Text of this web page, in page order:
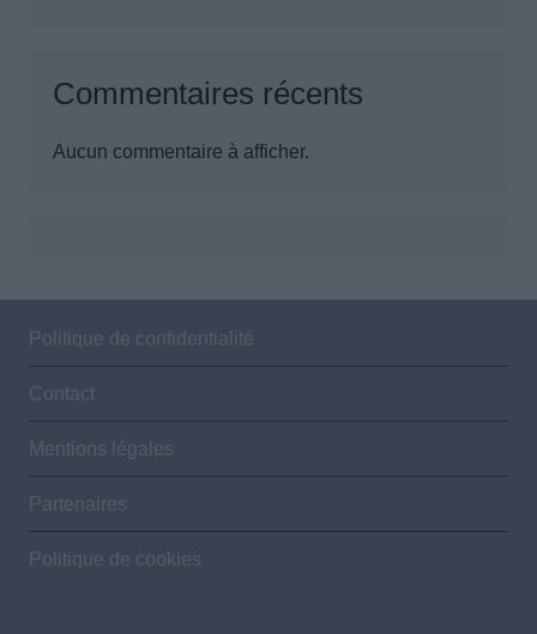
Commentaires récents
Aucun commentaire à afficher.
Politique de confidentialité
Contact
Mentions légales
Partenaires
Politique de cookies